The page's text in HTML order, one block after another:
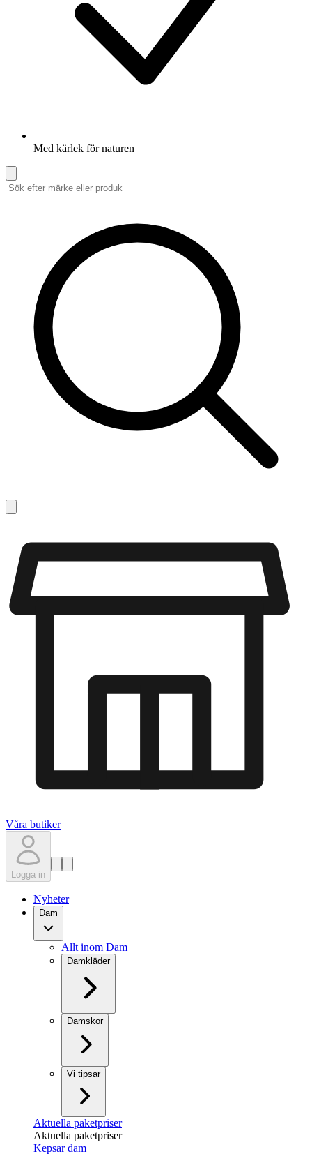
Med kärlek för naturen
Våra butiker
Logga in
Nyheter
Dam
Allt inom Dam
Damkläder
Damskor
Vi tipsar
Aktuella paketpriser
Aktuella paketpriser
Kepsar dam